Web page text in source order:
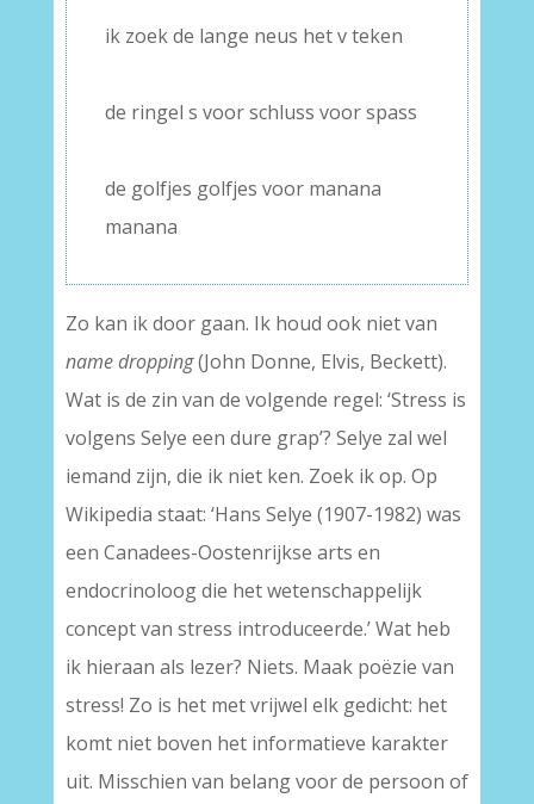
ik zoek de lange neus het v teken
de ringel s voor schluss voor spass
de golfjes golfjes voor manana
manana
Zo kan ik door gaan. Ik houd ook niet van
name dropping(John Donne, Elvis, Beckett).
Wat is de zin van de volgende regel: ‘Stress is
volgens Selye een dure grap’? Selye zal wel
iemand zijn, die ik niet ken. Zoek ik op. Op
Wikipedia staat: ‘Hans Selye (1907-1982) was
een Canadees-Oostenrijkse arts en
endocrinoloog die het wetenschappelijk
concept van stress introduceerde.’ Wat heb
ik hieraan als lezer? Niets. Maak poëzie van
stress! Zo is het met vrijwel elk gedicht: het
komt niet boven het informatieve karakter
uit. Misschien van belang voor de persoon of